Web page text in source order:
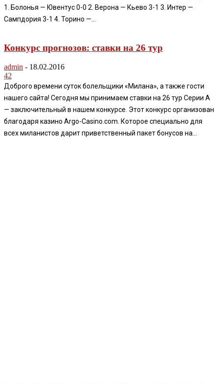
1. Болонья — Ювентус 0-0 2. Верона — Кьево 3-1 3. Интер —
Сампдория 3-1 4. Торино —...
Конкурс прогнозов: ставки на 26 тур
admin - 18.02.2016
42
Доброго времени суток болельщики «Милана», а также гости
нашего сайта! Сегодня мы принимаем ставки на 26 тур Серии А
— заключительный в нашем конкурсе. Этот конкурс организован
благодаря казино Argo-Casino.com. Которое специально для
всех миланистов дарит приветственный пакет бонусов на...